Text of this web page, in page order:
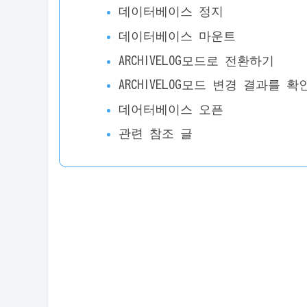
데이터베이스 정지
데이터베이스 마운트
ARCHIVELOG모드로 전환하기
ARCHIVELOG모드 변경 결과를 확
데어터베이스 오픈
관련 참조 글